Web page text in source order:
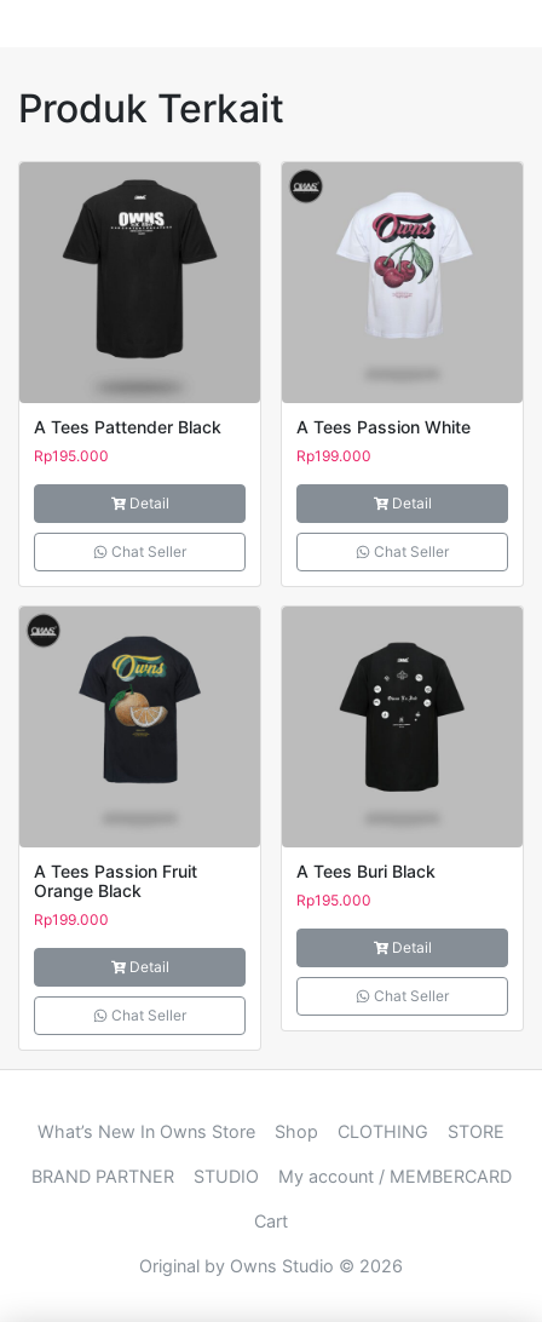
Produk Terkait
A Tees Pattender Black
Rp195.000
Detail
Chat Seller
A Tees Passion White
Rp199.000
Detail
Chat Seller
A Tees Passion Fruit
Orange Black
Rp199.000
Detail
Chat Seller
A Tees Buri Black
Rp195.000
Detail
Chat Seller
What’s New In Owns Store Shop CLOTHING STORE
BRAND PARTNER STUDIO My account / MEMBERCARD
Cart
Original by Owns Studio © 2026